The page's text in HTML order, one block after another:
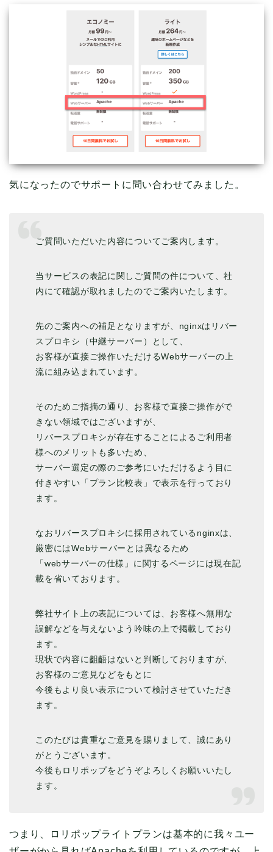
気になったのでサポートに問い合わせてみました。
ご質問いただいた内容についてご案内します。
当サービスの表記に関しご質問の件について、社
内にて確認が取れましたのでご案内いたします。
先のご案内への補足となりますが、 nginxはリバー
スプロキシ（中継サーバー）として、
お客様が直接ご操作いただけるWebサーバーの上
流に組み込まれています。
そのためご指摘の通り、 お客様で直接ご操作がで
きない領域ではございますが、
リバースプロキシが存在することによるご利用者
様へのメリットも 多いため、
サーバー選定の際のご参考にいただけるよう目に
付きやすい「 プラン比較表」で表示を行っており
ます。
なおリバースプロキシに採用されている nginxは、
厳密にはWebサーバーとは異なるため
「webサーバーの仕様」 に関するページには現在記
載を省いております。
弊社サイト上の表記については、 お客様へ無用な
誤解などを与えないよう吟味の上で掲載しており
ま す。
現状で内容に齟齬はないと判断しておりますが、
お客様のご意見などをもとに
今後もより良い表示について検討させていただき
ます。
このたびは貴重なご意見を賜りまして、誠にあり
がとうございます。
今後も ロリポップをどうぞよろしくお願いいたし
ます。
つまり、ロリポップライトプランは基本的に我々ユー